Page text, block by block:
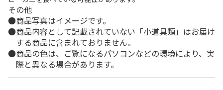
その他
商品写真はイメージです。
商品内容として記載されていない「小道具類」はお届け
する商品に含まれておりません。
商品の色は、ご覧になるパソコンなどの環境により、実
際と異なる場合があります。